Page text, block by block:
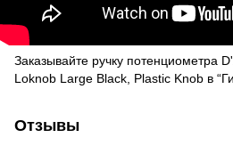
Заказывайте ручку потенциометра
Loknob Large Black, Plastic Knob в
Отзывы